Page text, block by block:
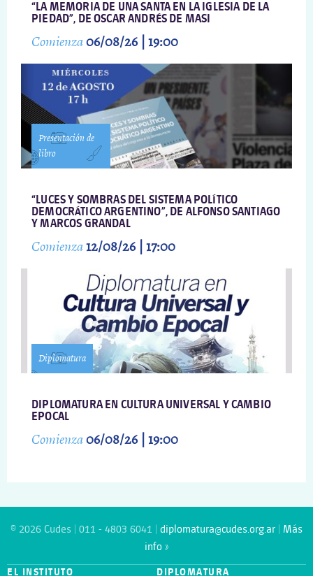
“LA MEMORIA DE UNA SANTA EN LA IGLESIA DE LA
PIEDAD”, DE OSCAR ANDRÉS DE MASI
Comienza06/08/26 | 19:00
Presentación de
libro
“LUCES Y SOMBRAS DEL SISTEMA POLÍTICO
DEMOCRÁTICO ARGENTINO”, DE ALFONSO SANTIAGO
Y MARCOS GRANDAL
Comienza12/08/26 | 17:00
Diplomatura
DIPLOMATURA EN CULTURA UNIVERSAL Y CAMBIO
EPOCAL
Comienza06/08/26 | 19:00
© 2026 Cudes | 011 - 4803 6041 | diplomatura@cudes.org.ar
Más
info »
EL INSTITUTO DIPLOMATURA